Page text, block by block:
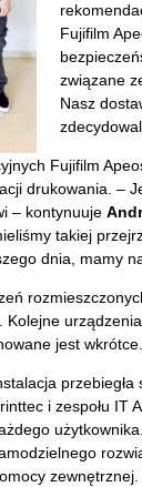
Fujifilm
związane
Nasz
Fujifilm
drukowania. –
– kontynuuje
takiej
dnia, mamy
Kolejne
jest wkrótce.
przebiegła
i zespołu IT
zewnętrznej.